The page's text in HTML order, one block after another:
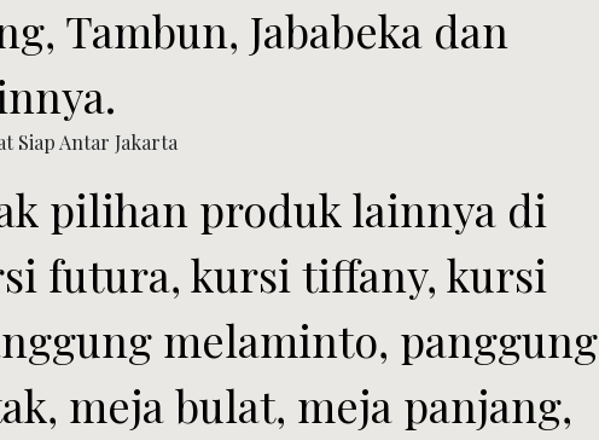
Tambun, Jababeka dan
pilihan produk lainnya di
futura, kursi tiffany, kursi
melaminto, panggung
meja bulat, meja panjang,